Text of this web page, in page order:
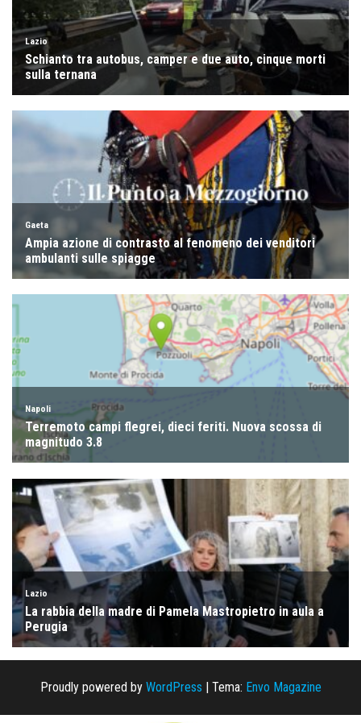
Proudly powered by WordPress | Tema: Envo Magazine